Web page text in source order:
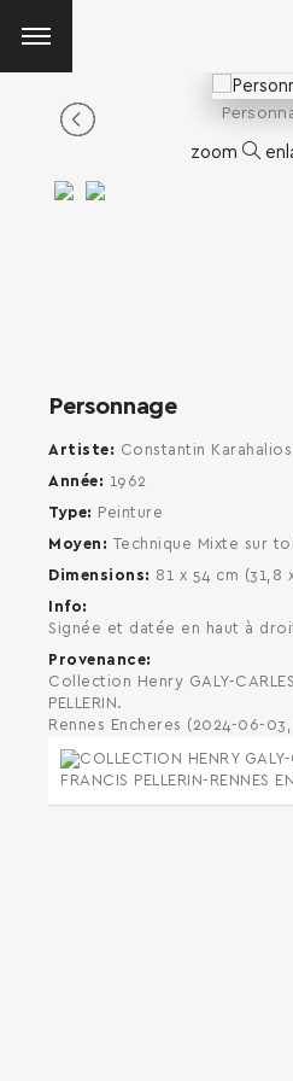
zoom
Personnage
Artiste
Constantin Karahalios
Année
1962
Type
Peinture
Moyen
Technique Mixte sur
Dimensions
81 x 54 cm (31,8
Info
Signée et datée en haut à
Provenance
Collection Henry GALY-
PELLERIN.
Rennes Encheres (2024-06-